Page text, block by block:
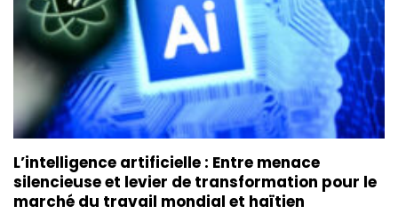
L’intelligence artificielle : Entre menace
silencieuse et levier de transformation pour le
marché du travail mondial et haïtien